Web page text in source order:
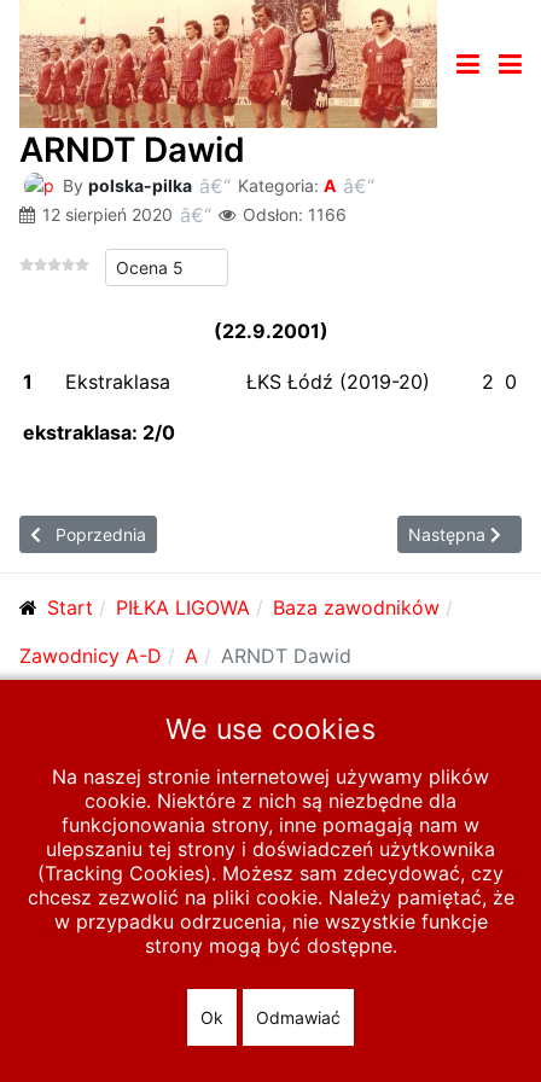
ARNDT Dawid
By polska-pilka Kategoria: A
12 sierpień 2020
Odsłon: 1166
Proszę, oceń
(22.9.2001)
1 Ekstraklasa ŁKS Łódź (2019-20) 2 0
ekstraklasa: 2/0
Poprzednia strona: AZEMOVIĆ Emir
Poprzednia Następna
Następna
Start PIŁKA LIGOWA
Baza zawodników
Zawodnicy A-D
A ARNDT Dawid
© 2026 polska-pilka.pl| Tanie strony internetowe
Reserved
We use cookies
Na naszej stronie internetowej używamy plików
cookie. Niektóre z nich są niezbędne dla
funkcjonowania strony, inne pomagają nam w
ulepszaniu tej strony i doświadczeń użytkownika
(Tracking Cookies). Możesz sam zdecydować, czy
chcesz zezwolić na pliki cookie. Należy pamiętać, że
w przypadku odrzucenia, nie wszystkie funkcje
strony mogą być dostępne.
Ok Odmawiać